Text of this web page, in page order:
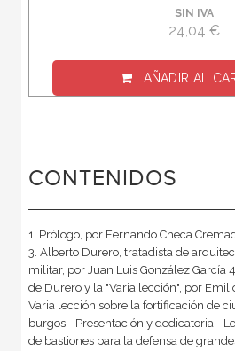
SIN IVA
24,04 €
AÑADIR AL
CONTENIDOS
1. Prólogo, por Fernando Checa
3. Alberto Durero, tratadista de
militar, por Juan Luis González García
de Durero y la "Varia lección", por
Varia lección sobre la fortificación de
burgos - Presentación y dedicatoria -
de bastiones para la defensa de